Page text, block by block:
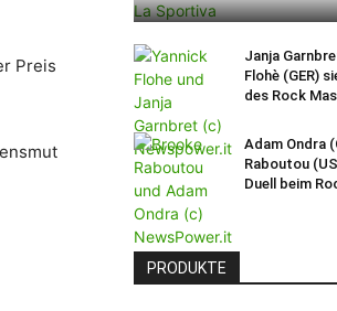
Preis
Janja
Flohè (GER)
des Rock
Adam Ondra
Raboutou
Duell beim
PRODUKTE